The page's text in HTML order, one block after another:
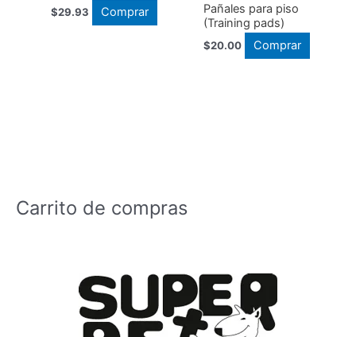
$29.93 Comprar
Pañales para piso
(Training pads)
$20.00 Comprar
Carrito de compras